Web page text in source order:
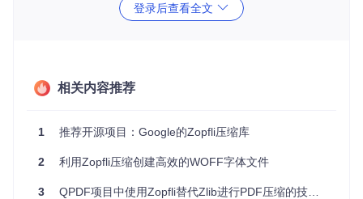
3、项目及技术应用场景
Zopfli压缩算法库适用于任何需要高效、高质量压缩数据的场
数据传输：压缩后的数据在网络传输时占用更少的带宽。
登录后查看全文
相关内容推荐
1 推荐开源项目：Google的Zopfli压缩库
2 利用Zopfli压缩创建高效的WOFF字体文件
3 QPDF项目中使用Zopfli替代Zlib进行PDF压缩的技术解析